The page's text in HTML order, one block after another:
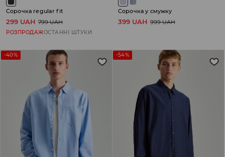
Сорочка regular fit
299 UAH 799 UAH
РОЗПРОДАЖОСТАННІ ШТУКИ
Сорочка у смужку
399 UAH 999 UAH
-40% -54%